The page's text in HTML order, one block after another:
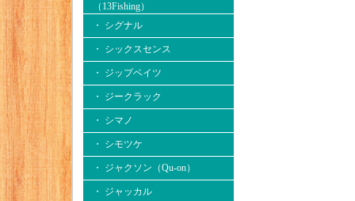
（13Fishing）
・ シグナル
・ シックスセンス
・ ジップベイツ
・ ジークラック
・ シマノ
・ シモツケ
・ ジャクソン（Qu-on）
・ ジャッカル